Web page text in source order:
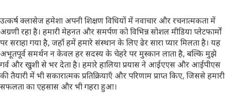
उत्कर्ष क्लासेज हमेशा अपनी शिक्षण विधियों में नवाचार और रचनात्मकता में
अग्रणी रहा है। हमारी मेहनत और समर्पण को विभिन्न सोशल मीडिया प्लेटफार्मों
पर सराहा गया है, जहाँ हमें हमारे संस्थान के लिए ढेर सारा प्यार मिलता है। यह
अभूतपूर्व समर्थन न केवल हर सदस्य के चेहरे पर मुस्कान लाता है, बल्कि मुझे
गर्व और खुशी से भर देता है। हमारे हालिया प्रयास ने आईएएस और आईपीएस
की तैयारी में भी सकारात्मक प्रतिक्रियाएँ और परिणाम प्राप्त किए, जिससे हमारी
सफलता का एहसास और भी गहरा हुआ।